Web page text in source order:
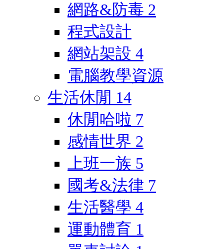
網路&防毒 2
程式設計
網站架設 4
電腦教學資源
生活休閒 14
休閒哈啦 7
感情世界 2
上班一族 5
國考&法律 7
生活醫學 4
運動體育 1